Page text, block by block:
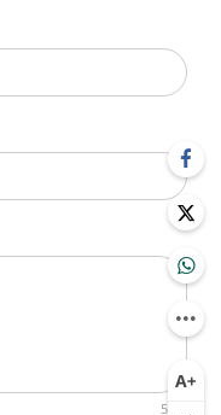
500